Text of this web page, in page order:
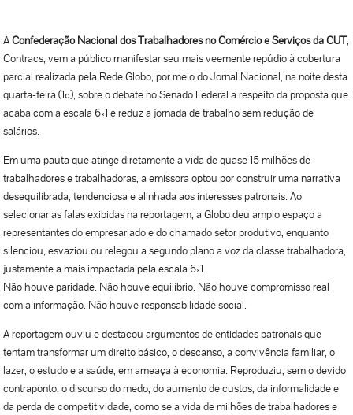
AConfederação Nacional dos Trabalhadores no Comércio e Serviços da CUT,
Contracs, vem a público manifestar seu mais veemente repúdio à cobertura
parcial realizada pela Rede Globo, por meio do Jornal Nacional, na noite desta
quarta-feira (1º), sobre o debate no Senado Federal a respeito da proposta que
acaba com a escala 6×1 e reduz a jornada de trabalho sem redução de
salários.
Em uma pauta que atinge diretamente a vida de quase 15 milhões de
trabalhadores e trabalhadoras, a emissora optou por construir uma narrativa
desequilibrada, tendenciosa e alinhada aos interesses patronais. Ao
selecionar as falas exibidas na reportagem, a Globo deu amplo espaço a
representantes do empresariado e do chamado setor produtivo, enquanto
silenciou, esvaziou ou relegou a segundo plano a voz da classe trabalhadora,
justamente a mais impactada pela escala 6×1.
Não houve paridade. Não houve equilíbrio. Não houve compromisso real
com a informação. Não houve responsabilidade social.
A reportagem ouviu e destacou argumentos de entidades patronais que
tentam transformar um direito básico, o descanso, a convivência familiar, o
lazer, o estudo e a saúde, em ameaça à economia. Reproduziu, sem o devido
contraponto, o discurso do medo, do aumento de custos, da informalidade e
da perda de competitividade, como se a vida de milhões de trabalhadores e